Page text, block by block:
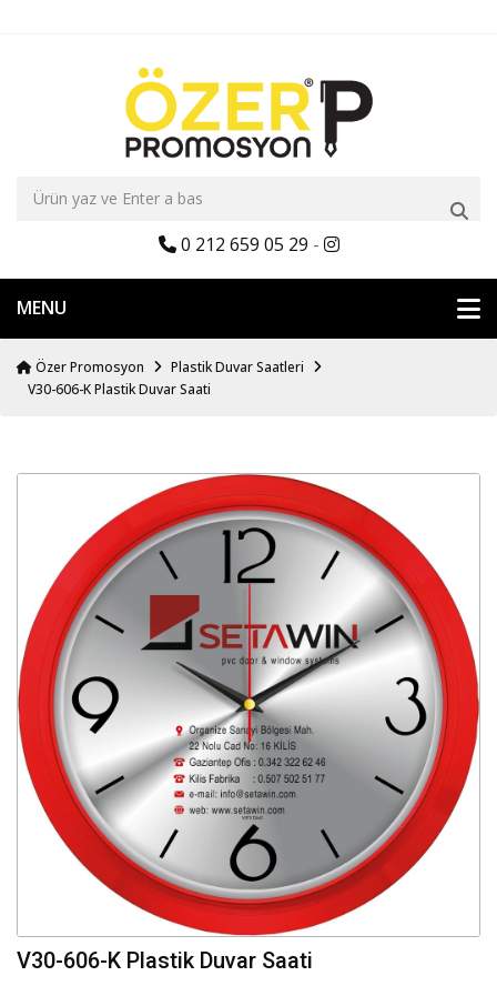
0 212 659 05 29 -
MENU
Özer Promosyon
Plastik Duvar Saatleri
V30-606-K Plastik Duvar Saati
V30-606-K Plastik Duvar Saati